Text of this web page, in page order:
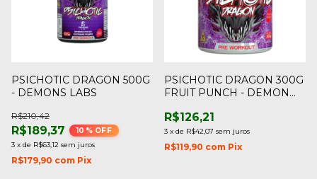
PSICHOTIC DRAGON 500G
- DEMONS LABS
R$189,37
R$210,42
10 % OFF
3 x de R$63,12 sem juros
R$179,90 com Pix
PSICHOTIC DRAGON 300G
FRUIT PUNCH - DEMON
R$126,21
3 x de R$42,07 sem juros
R$119,90 com Pix